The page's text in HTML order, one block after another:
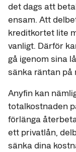
det dags att
ensam. Att
kreditkortet lite
vanligt. Därför
gå igenom sina
sänka räntan på
Anyfin kan
totalkostnaden
förlänga
ett privatlån,
sänka dina